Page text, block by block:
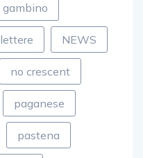
gambino
lettere NEWS
no crescent
paganese
pastena